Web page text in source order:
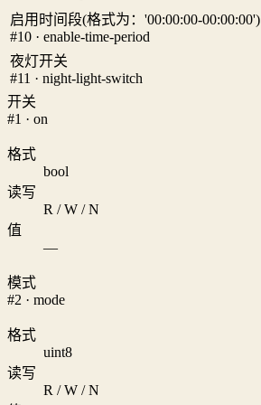
启用时间段(格式为：'00:00:00-00:00:00')
#10 · enable-time-period
夜灯开关
#11 · night-light-switch
开关
#1 · on
格式
bool
读写
R / W / N
值
—
模式
#2 · mode
格式
uint8
读写
R / W / N